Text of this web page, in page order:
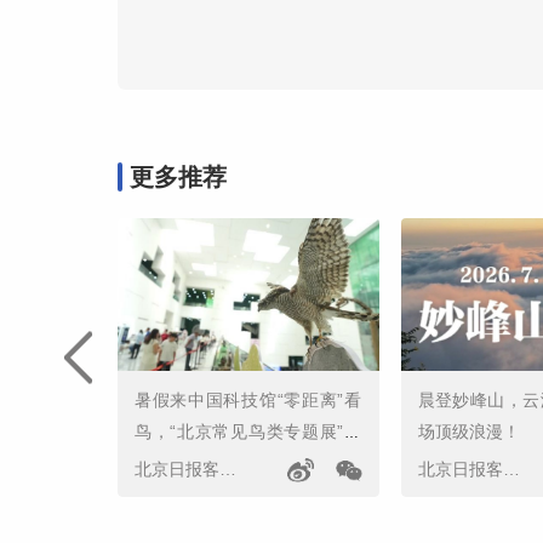
更多推荐
暑假来中国科技馆“零距离”看
鸟，“北京常见鸟类专题展”开
幕
晨登妙峰山，
场顶级浪漫！